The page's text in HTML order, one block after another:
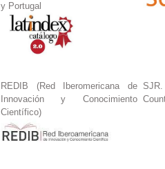
y Portugal
REDIB (Red Iberomericana de
Innovación y Conocimiento
Científico)